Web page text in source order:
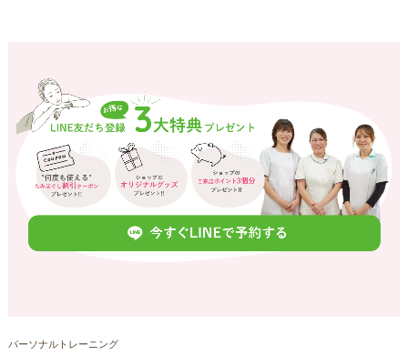
パーソナルトレーニング